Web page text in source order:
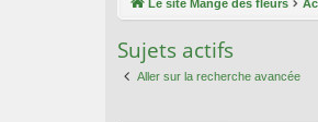
ci
Le site Mange des fleurs
Sujets actifs
Aller sur la recherche avancée